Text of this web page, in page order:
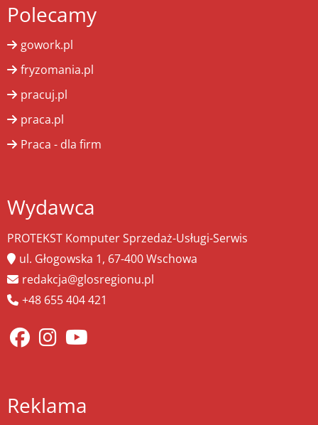
Polecamy
gowork.pl
fryzomania.pl
pracuj.pl
praca.pl
Praca - dla firm
Wydawca
PROTEKST Komputer Sprzedaż-Usługi-Serwis
ul. Głogowska 1, 67-400 Wschowa
redakcja@glosregionu.pl
+48 655 404 421
Reklama